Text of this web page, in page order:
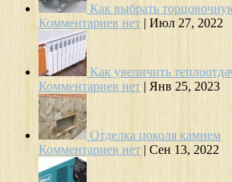
Как выбрать
Комментариев нет | Июл 27, 2022
Как увеличить
Комментариев нет | Янв 25, 2023
Отделка цоколя камнем
Комментариев нет | Сен 13, 2022